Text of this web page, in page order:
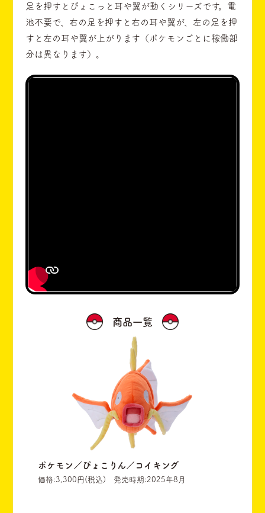
足を押すとぴょこっと耳や翼が動くシリーズです。電
池不要で、右の足を押すと右の耳や翼が、左の足を押
すと左の耳や翼が上がります（ポケモンごとに稼働部
分は異なります）。
商品一覧
ポケモン／ぴょこりん／コイキング
価格:3,300円(税込) 発売時期:2025年8月